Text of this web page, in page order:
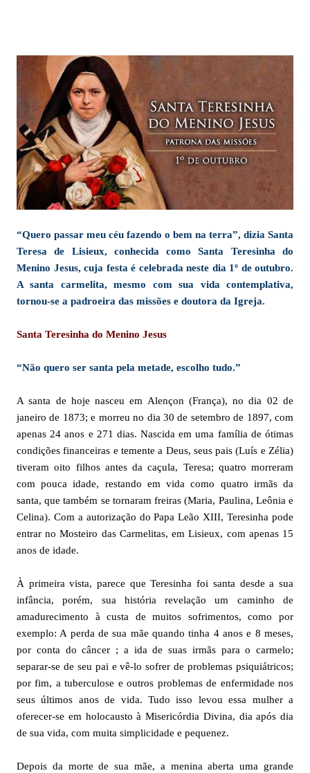
“Quero passar meu céu fazendo o bem na terra”, dizia Santa
Teresa de Lisieux, conhecida como Santa Teresinha do
Menino Jesus, cuja festa é celebrada neste dia 1º de outubro.
A santa carmelita, mesmo com sua vida contemplativa,
tornou-se a padroeira das missões e doutora da Igreja.
Santa Teresinha do Menino Jesus
“Não quero ser santa pela metade, escolho tudo.”
A santa de hoje nasceu em Alençon (França), no dia 02 de
janeiro de 1873; e morreu no dia 30 de setembro de 1897, com
apenas 24 anos e 271 dias. Nascida em uma família de ótimas
condições financeiras e temente a Deus, seus pais (Luís e Zélia)
tiveram oito filhos antes da caçula, Teresa; quatro morreram
com pouca idade, restando em vida como quatro irmãs da
santa, que também se tornaram freiras (Maria, Paulina, Leônia e
Celina). Com a autorização do Papa Leão XIII, Teresinha pode
entrar no Mosteiro das Carmelitas, em Lisieux, com apenas 15
anos de idade.
À primeira vista, parece que Teresinha foi santa desde a sua
infância, porém, sua história revelação um caminho de
amadurecimento à custa de muitos sofrimentos, como por
exemplo: A perda de sua mãe quando tinha 4 anos e 8 meses,
por conta do câncer ; a ida de suas irmãs para o carmelo;
separar-se de seu pai e vê-lo sofrer de problemas psiquiátricos;
por fim, a tuberculose e outros problemas de enfermidade nos
seus últimos anos de vida. Tudo isso levou essa mulher a
oferecer-se em holocausto à Misericórdia Divina, dia após dia
de sua vida, com muita simplicidade e pequenez.
Depois da morte de sua mãe, a menina aberta uma grande